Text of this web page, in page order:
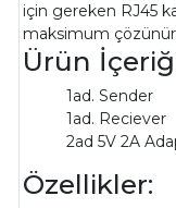
için gereken RJ45
maksimum
Ürün
1ad. Sender
1ad. Reciever
2ad 5V 2A
Özellikler: